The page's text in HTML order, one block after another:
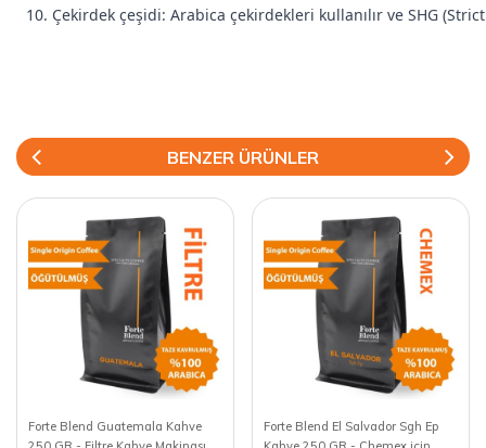
10. Çekirdek çeşidi: Arabica çekirdekleri kullanılır ve SHG
BENZER ÜRÜNLER
Forte Blend Guatemala Kahve
Forte Blend El Salvador Sgh Ep